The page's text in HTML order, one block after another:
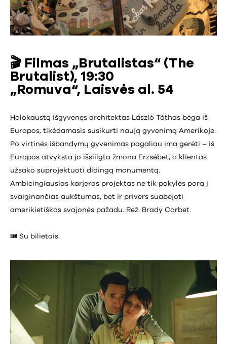
🎬 Filmas „Brutalistas“ (The
Brutalist), 19:30
„Romuva“, Laisvės al. 54
Holokaustą išgyvenęs architektas László Tóthas bėga iš
Europos, tikėdamasis susikurti naują gyvenimą Amerikoje.
Po virtinės išbandymų gyvenimas pagaliau ima gerėti – iš
Europos atvyksta jo išsiilgta žmona Erzsébet, o klientas
užsako suprojektuoti didingą monumentą.
Ambicingiausias karjeros projektas ne tik pakylės porą į
svaiginančias aukštumas, bet ir privers suabejoti
amerikietiškos svajonės pažadu. Rež. Brady Corbet.
🎟️ Su bilietais.